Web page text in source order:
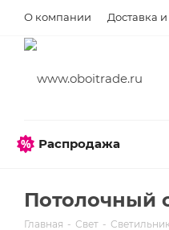
О компании Доставка
Распродажа
Потолочный
Главная - Свет -